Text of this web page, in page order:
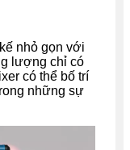
nhỏ gọn với
lượng chỉ có
có thể bố trí
những sự